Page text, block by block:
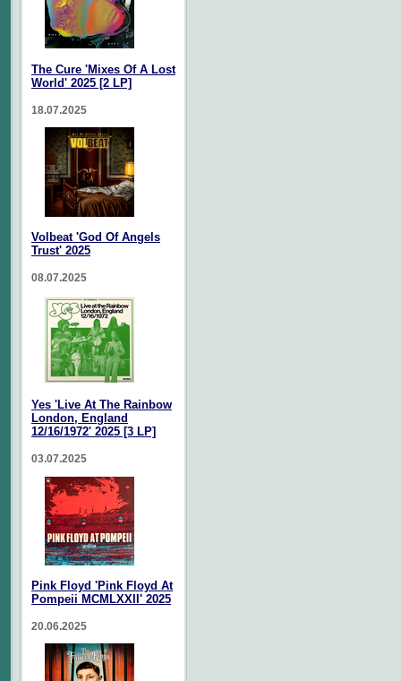
The Cure 'Mixes Of A Lost
World' 2025 [2 LP]
18.07.2025
Volbeat 'God Of Angels
Trust' 2025
08.07.2025
Yes 'Live At The Rainbow
London, England
12/16/1972' 2025 [3 LP]
03.07.2025
Pink Floyd 'Pink Floyd At
Pompeii MCMLXXII' 2025
20.06.2025